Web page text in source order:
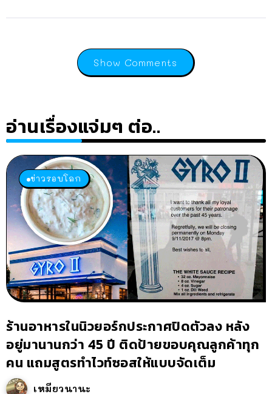
Show Comments
อ่านเรื่องแจ่มๆ ต่อ..
ข่าวรอบโลก
ร้านอาหารในนิวยอร์กประกาศปิดตัวลง หลัง
อยู่มานานกว่า 45 ปี ติดป้ายขอบคุณลูกค้าทุก
คน แถมสูตรทำไวท์ซอสให้แบบจัดเต็ม
เหมียวนานะ